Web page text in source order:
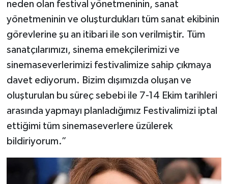
neden olan festival yönetmeninin, sanat
yönetmeninin ve oluşturdukları tüm sanat ekibinin
görevlerine şu an itibari ile son verilmiştir. Tüm
sanatçılarımızı, sinema emekçilerimizi ve
sinemaseverlerimizi festivalimize sahip çıkmaya
davet ediyorum. Bizim dışımızda oluşan ve
oluşturulan bu süreç sebebi ile 7-14 Ekim tarihleri
arasında yapmayı planladığımız Festivalimizi iptal
ettiğimi tüm sinemaseverlere üzülerek
bildiriyorum.”